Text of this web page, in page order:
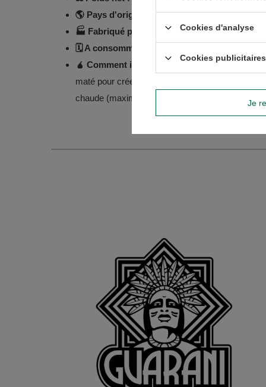
🌎 Pays d'origine :
Paraguay
🏭 Fabriqué pour :
Venusti Sp. z o.o.
🗓️ A consommer de préférence avant :
🧉 Comment infuser la yerba mate ?
maté pour créer un monticule de feuilles
chaude (maximum 80°C). À savourer !
Cookies d'analyse
Cookies publicitaires
Je